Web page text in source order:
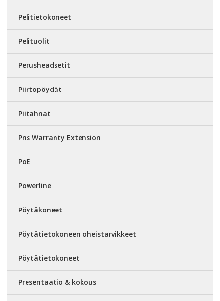
Pelitietokoneet
Pelituolit
Perusheadsetit
Piirtopöydät
Piitahnat
Pns Warranty Extension
PoE
Powerline
Pöytäkoneet
Pöytätietokoneen oheistarvikkeet
Pöytätietokoneet
Presentaatio & kokous